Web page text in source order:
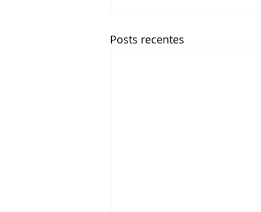
Posts recentes